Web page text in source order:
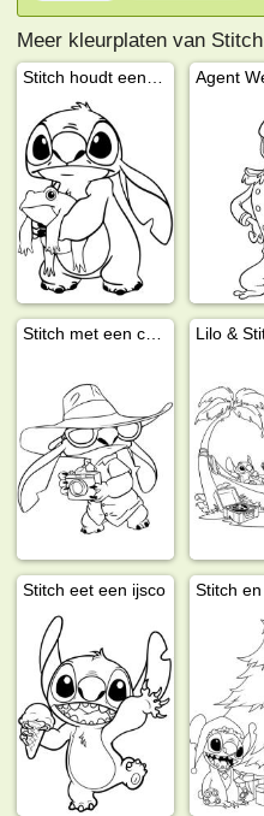
Meer kleurplaten van Stitch
Stitch eet een ijsco